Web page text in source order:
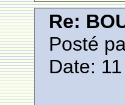
Re:
Posté
Date: